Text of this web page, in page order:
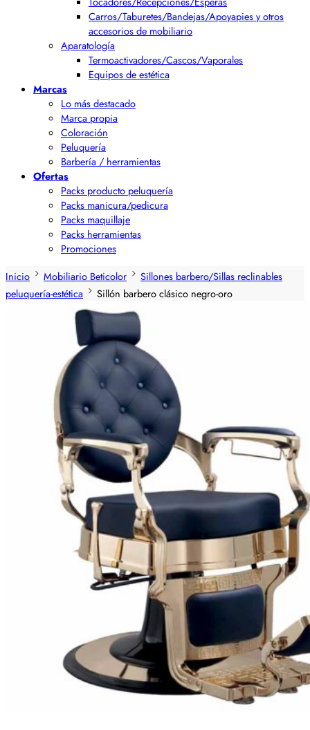
Carros/Taburetes/Bandejas/Apoyapies y otros
accesorios de mobiliario
Aparatología
Termoactivadores/Cascos/Vaporales
Equipos de estética
Marcas
Lo más destacado
Marca propia
Coloración
Peluquería
Barbería / herramientas
Ofertas
Packs producto peluquería
Packs manicura/pedicura
Packs maquillaje
Packs herramientas
Promociones
Inicio
Mobiliario Beticolor
Sillones barbero/Sillas reclinables
peluquería-estética
Sillón barbero clásico negro-oro